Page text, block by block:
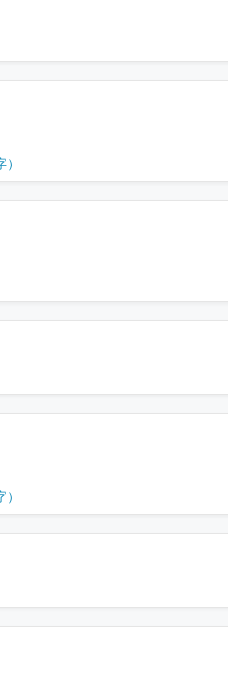
）
）